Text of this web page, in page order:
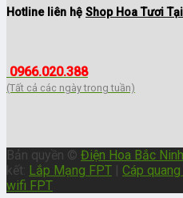
Hotline liên hệ Shop Hoa Tươi
0966.020.388
(Tất cả các ngày trong tuần)
Bản quyền © Điện Hoa Bắc Ninh
kết: Lắp Mạng FPT Cáp
wifi FPT